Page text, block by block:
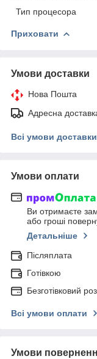
Тип процесора
Приховати
Умови доставки
Нова Пошта
Адресна
Всі умови доставки
Умови оплати
Ви отримаєте
або гроші
Детальніше
Післяплата
Готівкою
Безготівковий
Всі умови оплати
Умови